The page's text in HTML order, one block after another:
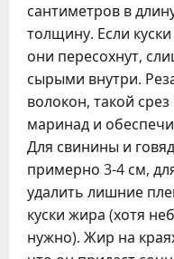
сантиметров в
толщину. Если
они пересохнут,
сырыми внутри.
волокон, такой
маринад и
Для свинины и
примерно 3-4 см,
удалить лишние
куски жира (хотя
нужно). Жир на